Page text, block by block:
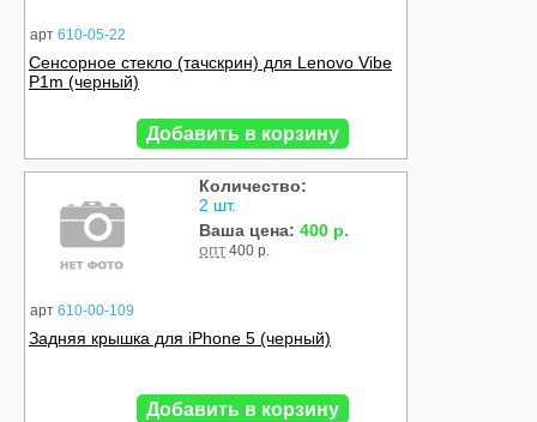
арт 610-05-22
Сенсорное стекло (тачскрин) для Lenovo Vibe
P1m (черный)
Добавить в корзину
арт 610-00-109
Количество:
2 шт.
Ваша цена: 400 р.
опт 400 р.
Задняя крышка для iPhone 5 (черный)
Добавить в корзину